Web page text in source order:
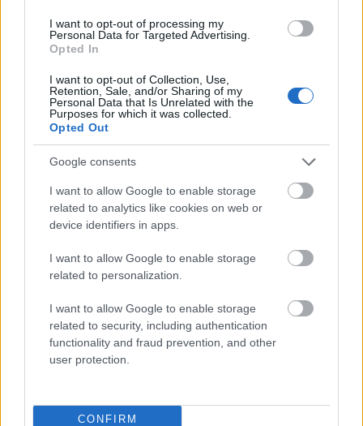
I want to opt-out of processing my
Personal Data for Targeted Advertising.
Opted In
I want to opt-out of Collection, Use,
Retention, Sale, and/or Sharing of my
Personal Data that Is Unrelated with the
Purposes for which it was collected.
Opted Out
Google consents
I want to allow Google to enable storage
related to analytics like cookies on web or
device identifiers in apps.
I want to allow Google to enable storage
related to personalization.
I want to allow Google to enable storage
related to security, including authentication
functionality and fraud prevention, and other
user protection.
CONFIRM
Często sprawdzane
Dlaczego nie odmieniamy imienia?
Uwaga na błąd zagrafką
Odmiana:wegetarian czywegetarianów?
Ciekawostki
bronować— Orałeś? Radliłeś? To teraz zaskrudlij
dunder świśnie— Dunder, czyli piorun
Mogą Cię zainteresować również hasła
Pratchett